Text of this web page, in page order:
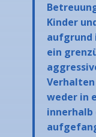
Kinder
aufgrund
ein
weder in
innerhalb